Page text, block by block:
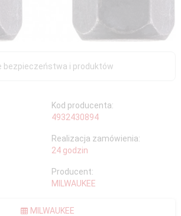
bezpieczeństwa i produktów
Kod producenta:
4932430894
Realizacja zamówienia:
24 godzin
Producent:
MILWAUKEE
MILWAUKEE